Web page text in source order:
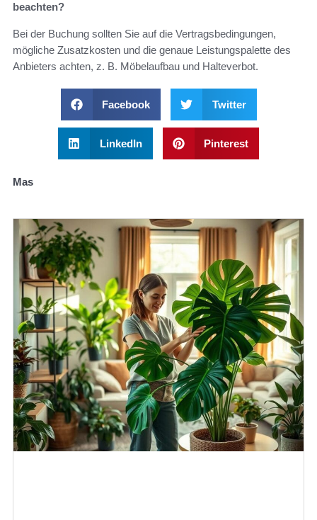
beachten?
Bei der Buchung sollten Sie auf die Vertragsbedingungen,
mögliche Zusatzkosten und die genaue Leistungspalette des
Anbieters achten, z. B. Möbelaufbau und Halteverbot.
Facebook Twitter
LinkedIn Pinterest
Mas